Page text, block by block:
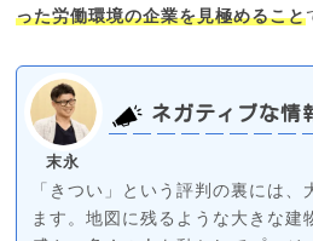
った労働環境の企業を見極めること
末永
ネガティブな情
「きつい」という評判の裏には、
ます。地図に残るような大きな建